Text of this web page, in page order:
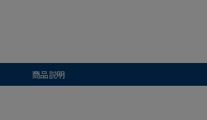
商品説明